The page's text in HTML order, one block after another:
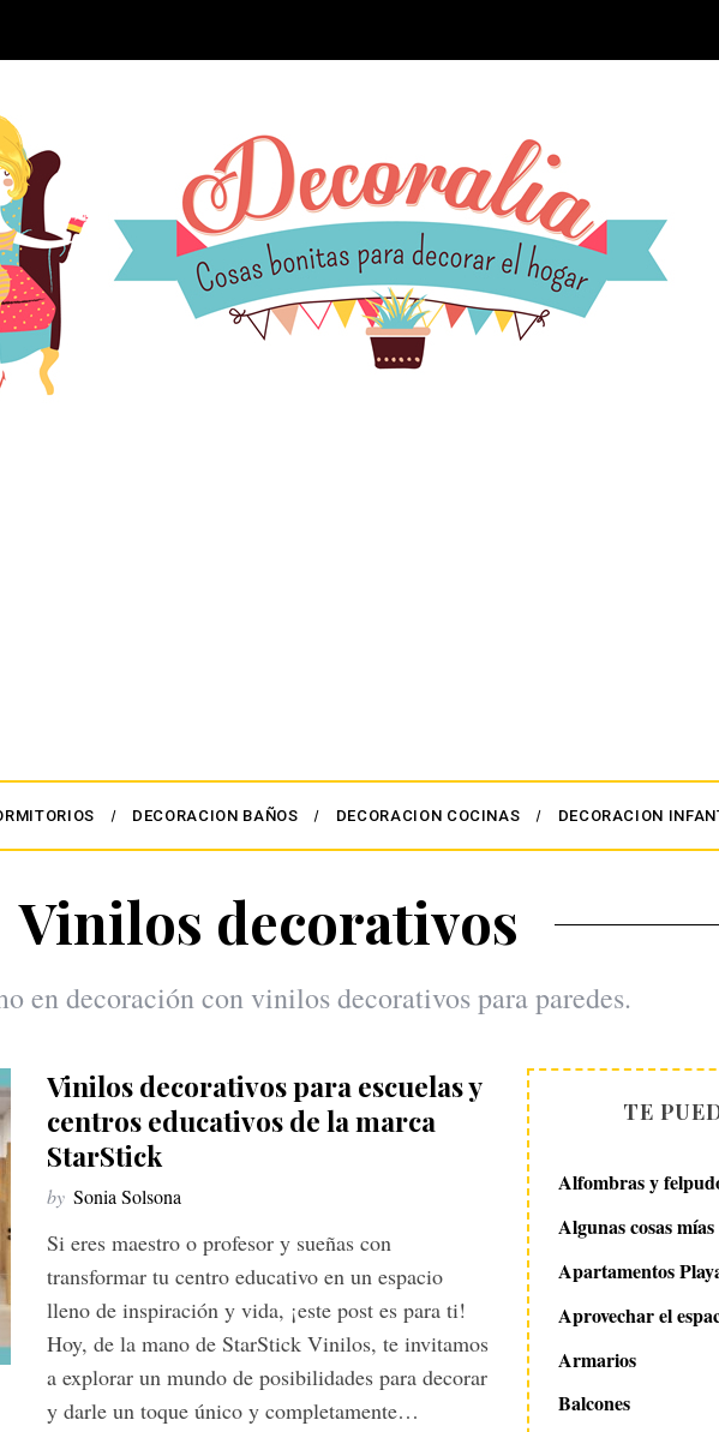
DECORACION BAÑOS DECORACION COCINAS DECORACION
Vinilos decorativos
en decoración con vinilos decorativos para paredes.
Vinilos decorativos para escuelas y
centros educativos de la marca
StarStick
by Sonia Solsona
Si eres maestro o profesor y sueñas con
transformar tu centro educativo en un espacio
lleno de inspiración y vida, ¡este post es para ti!
Hoy, de la mano de StarStick Vinilos, te invitamos
a explorar un mundo de posibilidades para decorar
y darle un toque único y completamente…
TE
Alfombras y
Algunas cosas mías
Apartamentos
Aprovechar el
Armarios
Balcones